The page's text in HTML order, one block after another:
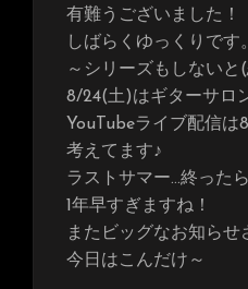
有難うございました！
しばらくゆっくりで
～シリーズもしないと
8/24(土)はギターサロ
YouTubeライブ配信は
考えてます♪
ラストサマー…終った
1年早すぎますね！
またビッグなお知らせ
今日はこんだけ～